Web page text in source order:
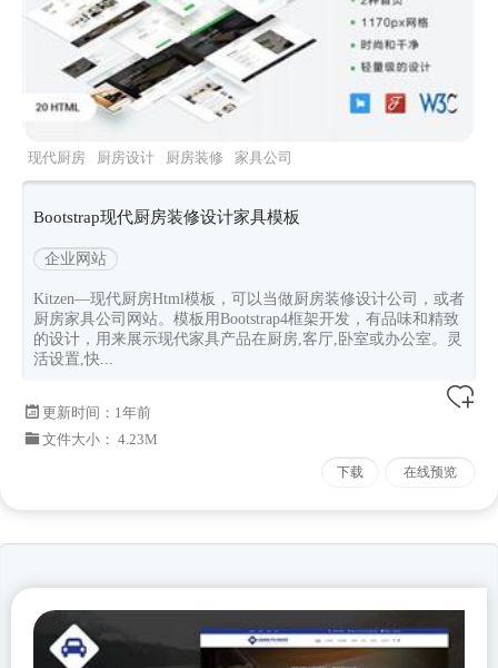
现代厨房 厨房设计 厨房装修
家具公司
bootstrap模板
Bootstrap现代厨房装修设计家具模板
企业网站
Kitzen—现代厨房Html模板，可以当做厨房装修设计公司，或者
厨房家具公司网站。模板用Bootstrap4框架开发，有品味和精致
的设计，用来展示现代家具产品在厨房,客厅,卧室或办公室。灵
活设置,快...
更新时间： 1年前
文件大小： 4.23M
下载 在线预览